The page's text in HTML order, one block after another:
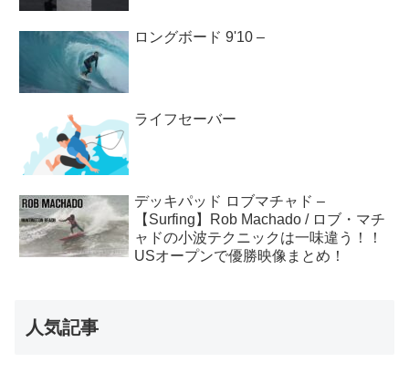
ロングボード 9'10 –
ライフセーバー
デッキパッド ロブマチャド –
【Surfing】Rob Machado / ロブ・マチ
ャドの小波テクニックは一味違う！！
USオープンで優勝映像まとめ！
人気記事